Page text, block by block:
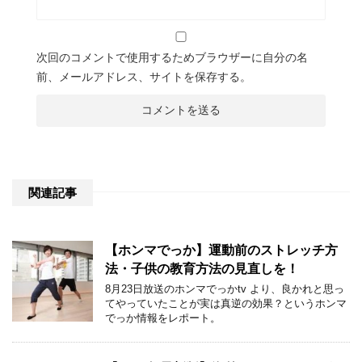
次回のコメントで使用するためブラウザーに自分の名
前、メールアドレス、サイトを保存する。
関連記事
【ホンマでっか】運動前のストレッチ方
法・子供の教育方法の見直しを！
8月23日放送のホンマでっかtv より、良かれと思っ
てやっていたことが実は真逆の効果？というホンマ
でっか情報をレポート。